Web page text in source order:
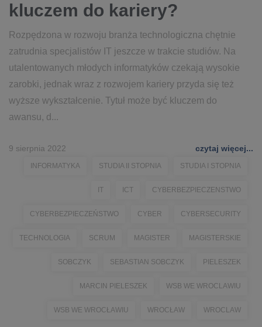
kluczem do kariery?
Rozpędzona w rozwoju branża technologiczna chętnie
zatrudnia specjalistów IT jeszcze w trakcie studiów. Na
utalentowanych młodych informatyków czekają wysokie
zarobki, jednak wraz z rozwojem kariery przyda się też
wyższe wykształcenie. Tytuł może być kluczem do
awansu, d...
9 sierpnia 2022 czytaj więcej...
INFORMATYKA STUDIA II STOPNIA STUDIA I STOPNIA
IT ICT CYBERBEZPIECZENSTWO
CYBERBEZPIECZEŃSTWO CYBER CYBERSECURITY
TECHNOLOGIA SCRUM MAGISTER MAGISTERSKIE
SOBCZYK SEBASTIAN SOBCZYK PIELESZEK
MARCIN PIELESZEK WSB WE WROCLAWIU
WSB WE WROCŁAWIU WROCŁAW WROCLAW